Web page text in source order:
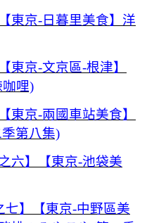
東京-日暮里美食】洋
東京-文京區-根津】
咖哩)
東京-兩國車站美食】
第八集)
六】【東京-池袋美
七】【東京-中野區美